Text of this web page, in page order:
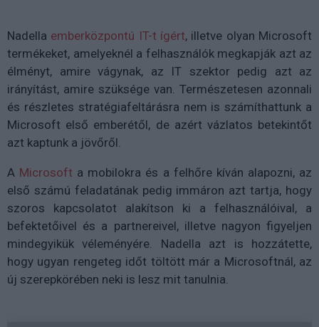
Nadella emberközpontú IT-t ígért, illetve olyan Microsoft
termékeket, amelyeknél a felhasználók megkapják azt az
élményt, amire vágynak, az IT szektor pedig azt az
irányítást, amire szüksége van. Természetesen azonnali
és részletes stratégiafeltárásra nem is számíthattunk a
Microsoft első emberétől, de azért vázlatos betekintőt
azt kaptunk a jövőről.
A Microsoft a mobilokra és a felhőre kíván alapozni, az
első számú feladatának pedig immáron azt tartja, hogy
szoros kapcsolatot alakítson ki a felhasználóival, a
befektetőivel és a partnereivel, illetve nagyon figyeljen
mindegyikük véleményére. Nadella azt is hozzátette,
hogy ugyan rengeteg időt töltött már a Microsoftnál, az
új szerepkörében neki is lesz mit tanulnia.